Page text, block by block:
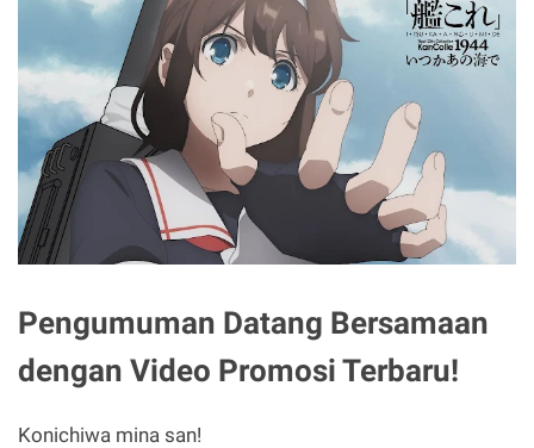
Pengumuman Datang Bersamaan
dengan Video Promosi Terbaru!
Konichiwa mina san!